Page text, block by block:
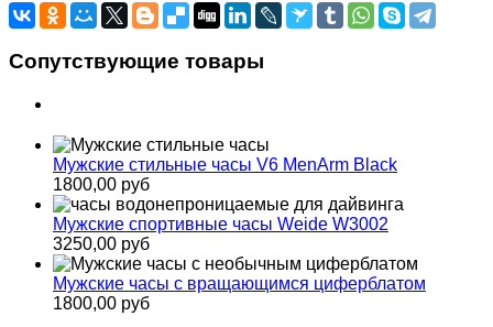
Сопутствующие товары
Мужские стильные часы V6 MenArm Black
1800,00 руб
Мужские спортивные часы Weide W3002
3250,00 руб
Мужские часы с вращающимся циферблатом
1800,00 руб